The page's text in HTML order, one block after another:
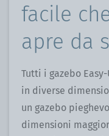
facile
apre da
Tutti i gazebo
in diverse
un gazebo
dimensioni